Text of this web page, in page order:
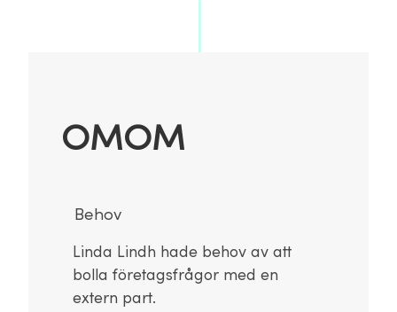
OMOM
Behov
Linda Lindh hade behov av att
bolla företagsfrågor med en
extern part.